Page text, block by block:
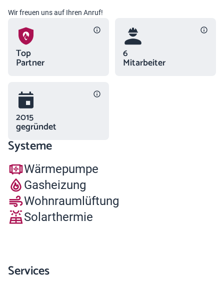
Wir freuen uns auf Ihren Anruf!
Top
Partner
6
Mitarbeiter
2015
gegründet
Systeme
Wärmepumpe
Gasheizung
Wohnraumlüftung
Solarthermie
Services